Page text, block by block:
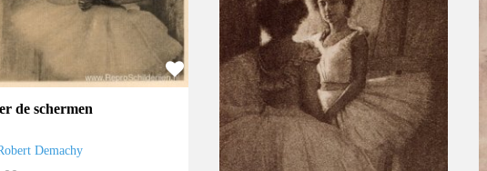
de schermen
Demachy